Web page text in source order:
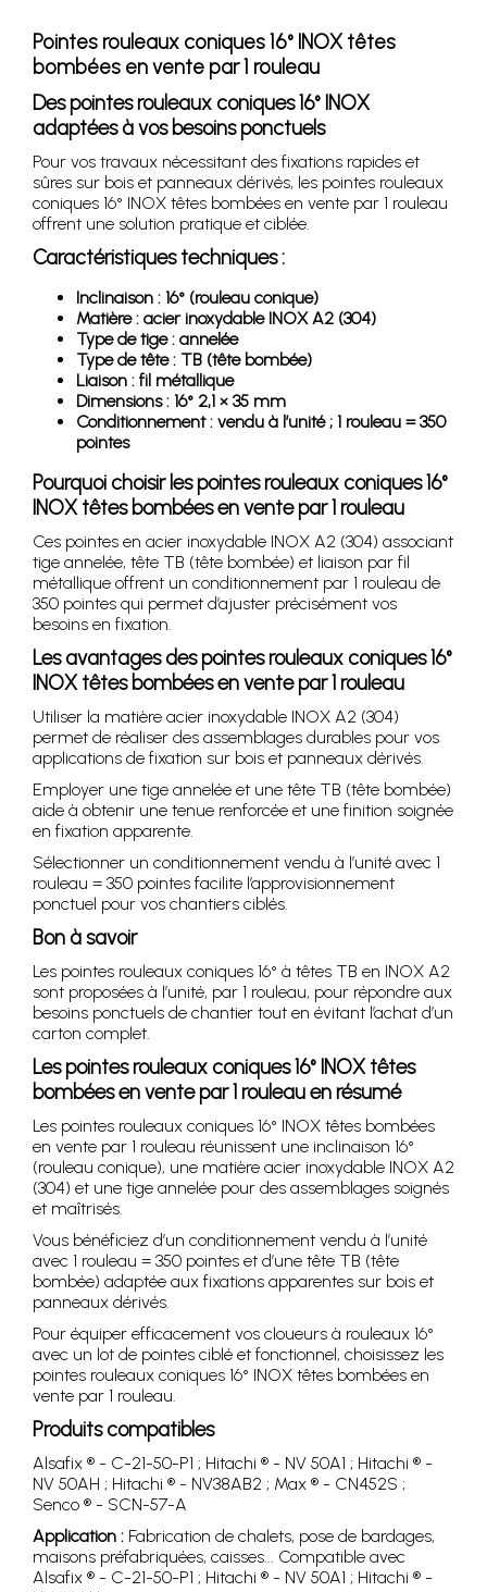
Pointes rouleaux coniques 16° INOX têtes
bombées en vente par 1 rouleau
Des pointes rouleaux coniques 16° INOX
adaptées à vos besoins ponctuels
Pour vos travaux nécessitant des fixations rapides et
sûres sur bois et panneaux dérivés, les pointes rouleaux
coniques 16° INOX têtes bombées en vente par 1 rouleau
offrent une solution pratique et ciblée.
Caractéristiques techniques :
Inclinaison : 16° (rouleau conique)
Matière : acier inoxydable INOX A2 (304)
Type de tige : annelée
Type de tête : TB (tête bombée)
Liaison : fil métallique
Dimensions : 16° 2,1 × 35 mm
Conditionnement : vendu à l’unité ; 1 rouleau = 350
pointes
Pourquoi choisir les pointes rouleaux coniques 16°
INOX têtes bombées en vente par 1 rouleau
Ces pointes en acier inoxydable INOX A2 (304) associant
tige annelée, tête TB (tête bombée) et liaison par fil
métallique offrent un conditionnement par 1 rouleau de
350 pointes qui permet d’ajuster précisément vos
besoins en fixation.
Les avantages des pointes rouleaux coniques 16°
INOX têtes bombées en vente par 1 rouleau
Utiliser la matière acier inoxydable INOX A2 (304)
permet de réaliser des assemblages durables pour vos
applications de fixation sur bois et panneaux dérivés.
Employer une tige annelée et une tête TB (tête bombée)
aide à obtenir une tenue renforcée et une finition soignée
en fixation apparente.
Sélectionner un conditionnement vendu à l’unité avec 1
rouleau = 350 pointes facilite l’approvisionnement
ponctuel pour vos chantiers ciblés.
Bon à savoir
Les pointes rouleaux coniques 16° à têtes TB en INOX A2
sont proposées à l’unité, par 1 rouleau, pour répondre aux
besoins ponctuels de chantier tout en évitant l’achat d’un
carton complet.
Les pointes rouleaux coniques 16° INOX têtes
bombées en vente par 1 rouleau en résumé
Les pointes rouleaux coniques 16° INOX têtes bombées
en vente par 1 rouleau réunissent une inclinaison 16°
(rouleau conique), une matière acier inoxydable INOX A2
(304) et une tige annelée pour des assemblages soignés
et maîtrisés.
Vous bénéficiez d’un conditionnement vendu à l’unité
avec 1 rouleau = 350 pointes et d’une tête TB (tête
bombée) adaptée aux fixations apparentes sur bois et
panneaux dérivés.
Pour équiper efficacement vos cloueurs à rouleaux 16°
avec un lot de pointes ciblé et fonctionnel, choisissez les
pointes rouleaux coniques 16° INOX têtes bombées en
vente par 1 rouleau.
Produits compatibles
Alsafix ® - C-21-50-P1 ; Hitachi ® - NV 50A1 ; Hitachi ® -
NV 50AH ; Hitachi ® - NV38AB2 ; Max ® - CN452S ;
Senco ® - SCN-57-A
Application : Fabrication de chalets, pose de bardages,
maisons préfabriquées, caisses... Compatible avec
Alsafix ® - C-21-50-P1 ; Hitachi ® - NV 50A1 ; Hitachi ® -